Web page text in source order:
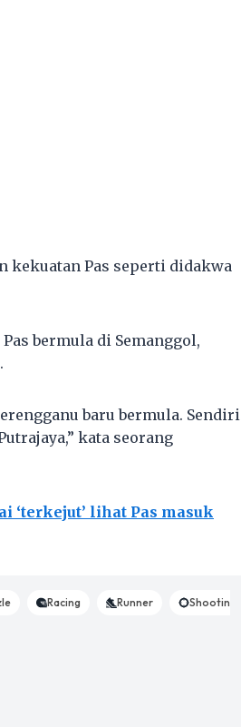
kekuatan Pas seperti didakwa
bermula di Semanggol,
baru bermula. Sendiri
kata seorang
‘terkejut’ lihat Pas masuk